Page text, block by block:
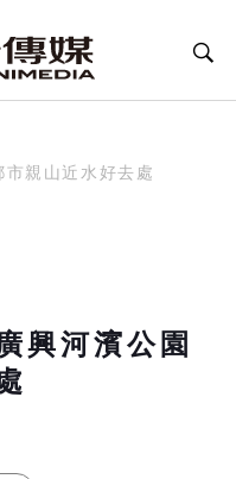
親山近水好去處
興河濱公園